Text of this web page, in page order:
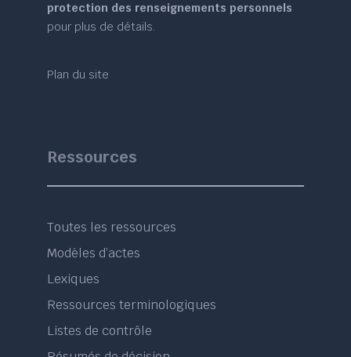
protection des renseignements personnels
pour plus de détails.
Plan du site
Ressources
Toutes les ressources
Modèles d’actes
Lexiques
Ressources terminologiques
Listes de contrôle